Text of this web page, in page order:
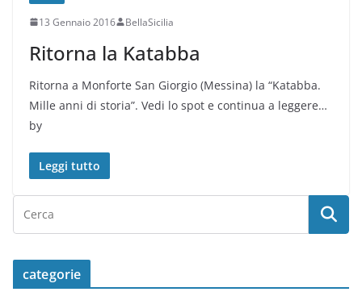
13 Gennaio 2016 BellaSicilia
Ritorna la Katabba
Ritorna a Monforte San Giorgio (Messina) la “Katabba.
Mille anni di storia”. Vedi lo spot e continua a leggere…
by
Leggi tutto
categorie